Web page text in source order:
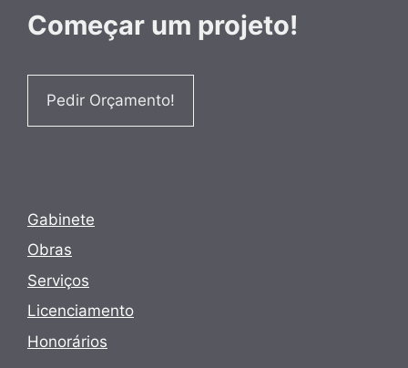
Começar um projeto!
Pedir Orçamento!
Gabinete
Obras
Serviços
Licenciamento
Honorários